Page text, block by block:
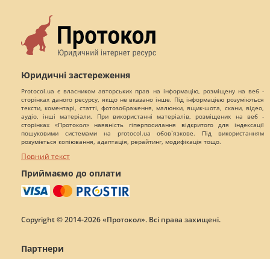
Юридичні застереження
Protocol.ua є власником авторських прав на інформацію, розміщену на веб -
сторінках даного ресурсу, якщо не вказано інше. Під інформацією розуміються
тексти, коментарі, статті, фотозображення, малюнки, ящик-шота, скани, відео,
аудіо, інші матеріали. При використанні матеріалів, розміщених на веб -
сторінках «Протокол» наявність гіперпосилання відкритого для індексації
пошуковими системами на protocol.ua обов`язкове. Під використанням
розуміється копіювання, адаптація, рерайтинг, модифікація тощо.
Повний текст
Приймаємо до оплати
Copyright © 2014-2026 «Протокол». Всі права захищені.
Партнери